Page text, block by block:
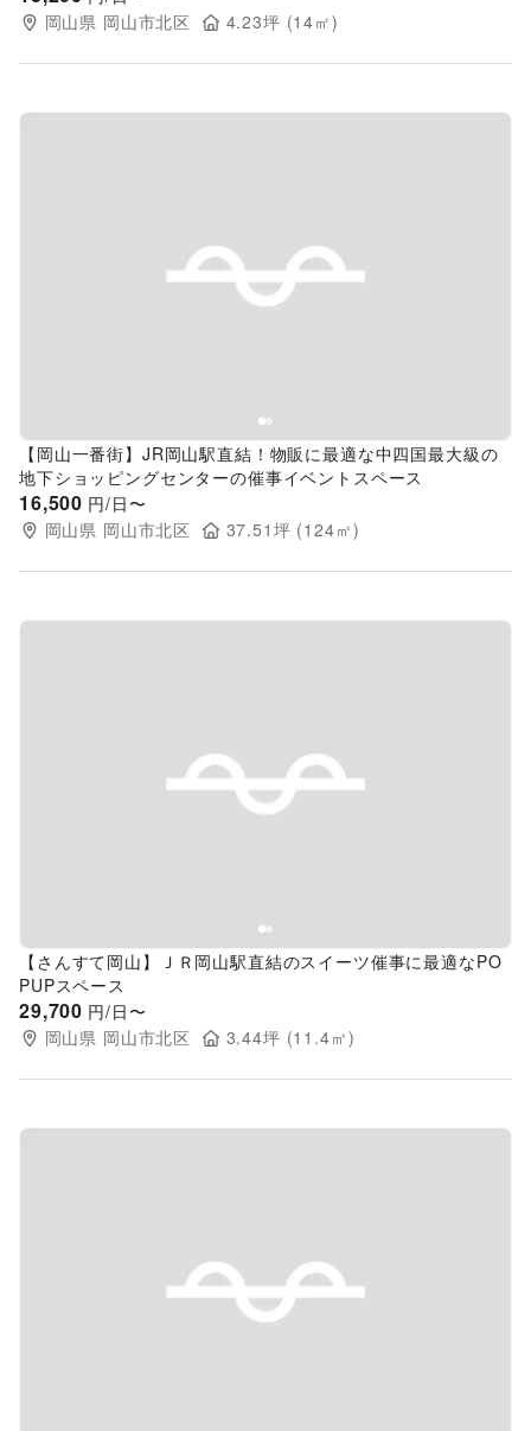
岡山県 岡山市北区 4.23坪 (14㎡)
Previous slide
【岡山一番街】JR岡山駅直結！物販に最適な中四国最大級の
地下ショッピングセンターの催事イベントスペース
16,500 円/日〜
岡山県 岡山市北区 37.51 坪 (124㎡)
Previous slide
【さんすて岡山】ＪＲ岡山駅直結のスイーツ催事に最適なPO
PUPスペース
29,700 円/日〜
岡山県 岡山市北区 3.44坪 (11.4㎡)
Previous slide